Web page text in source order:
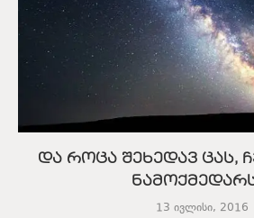
და როცა შეხედავ ცას,
13 ივლისი, 2016